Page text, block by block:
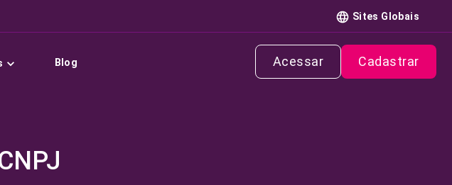
Sites Globais
Blog Acessar Cadastrar